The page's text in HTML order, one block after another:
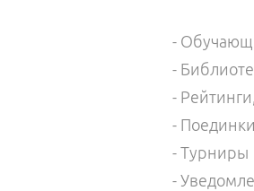
-
-
-
-
- Турниры
-